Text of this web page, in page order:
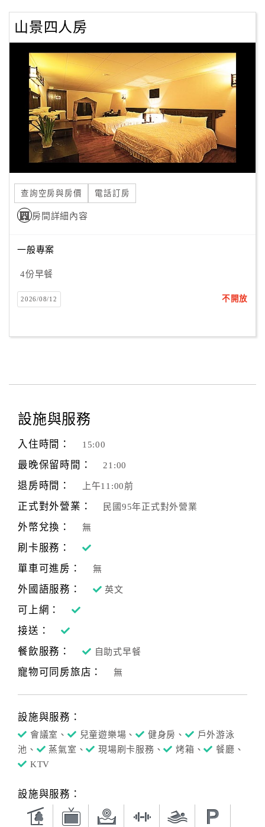
山景四人房
查詢空房與房價 電話訂房
房間詳細內容
一般專案
4份早餐
2026/08/12 不開放
設施與服務
入住時間： 15:00
最晚保留時間： 21:00
退房時間： 上午11:00前
正式對外營業： 民國95年正式對外營業
外幣兌換： 無
刷卡服務：
單車可進房：
無
外國語服務： 英文
可上網：
接送：
餐飲服務：
自助式早餐
寵物可同房旅店： 無
設施與服務：
會議室、 兒童遊樂場、 健身房、
戶外游泳
池、
蒸氣室、 現場刷卡服務、 烤箱、
餐廳、
KTV
設施與服務：